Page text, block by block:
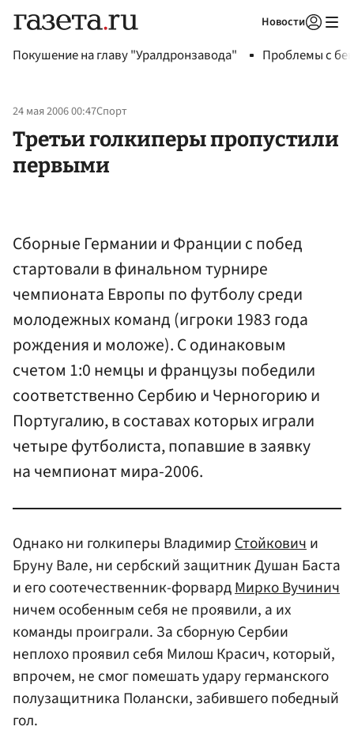
Новости
Покушение на главу "Уралдронзавода" Проблемы с
24 мая 2006 00:47Спорт
Третьи голкиперы пропустили
первыми
Сборные Германии и Франции с побед
стартовали в финальном турнире
чемпионата Европы по футболу среди
молодежных команд (игроки 1983 года
рождения и моложе). С одинаковым
счетом 1:0 немцы и французы победили
соответственно Сербию и Черногорию и
Португалию, в составах которых играли
четыре футболиста, попавшие в заявку
на чемпионат мира-2006.
Однако ни голкиперы Владимир Стойкович и
Бруну Вале, ни сербский защитник Душан Баста
и его соотечественник-форвардМирко Вучинич
ничем особенным себя не проявили, а их
команды проиграли. За сборную Сербии
неплохо проявил себя Милош Красич, который,
впрочем, не смог помешать удару германского
полузащитника Полански, забившего победный
гол.